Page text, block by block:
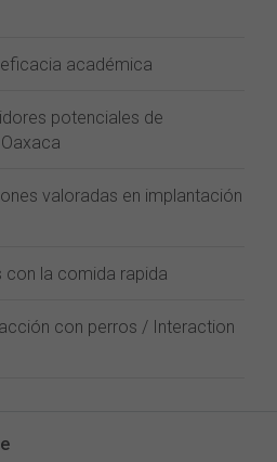
académica
potenciales de
valoradas en implantación
la comida rapida
con perros / Interaction